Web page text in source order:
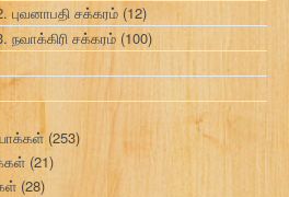
புவனாபதி சக்கரம் (12)
நவாக்கிரி சக்கரம் (100)
(253)
(21)
(28)